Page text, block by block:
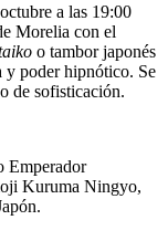
a las 19:00
Morelia con el
o tambor japonés
y poder hipnótico. Se
de sofisticación.
Emperador
Kuruma Ningyo,